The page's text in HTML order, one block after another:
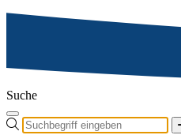
Suche